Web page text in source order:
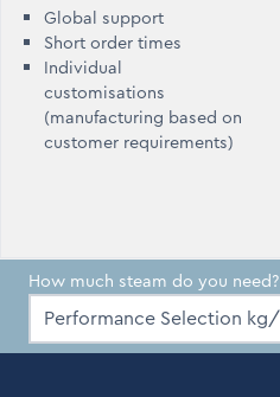
Global support
Short order times
Individual
customisations
(manufacturing based on
customer requirements)
How much steam do you need?